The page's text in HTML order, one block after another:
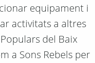
equipament i
activitats a altres
del Baix
a Sons Rebels per